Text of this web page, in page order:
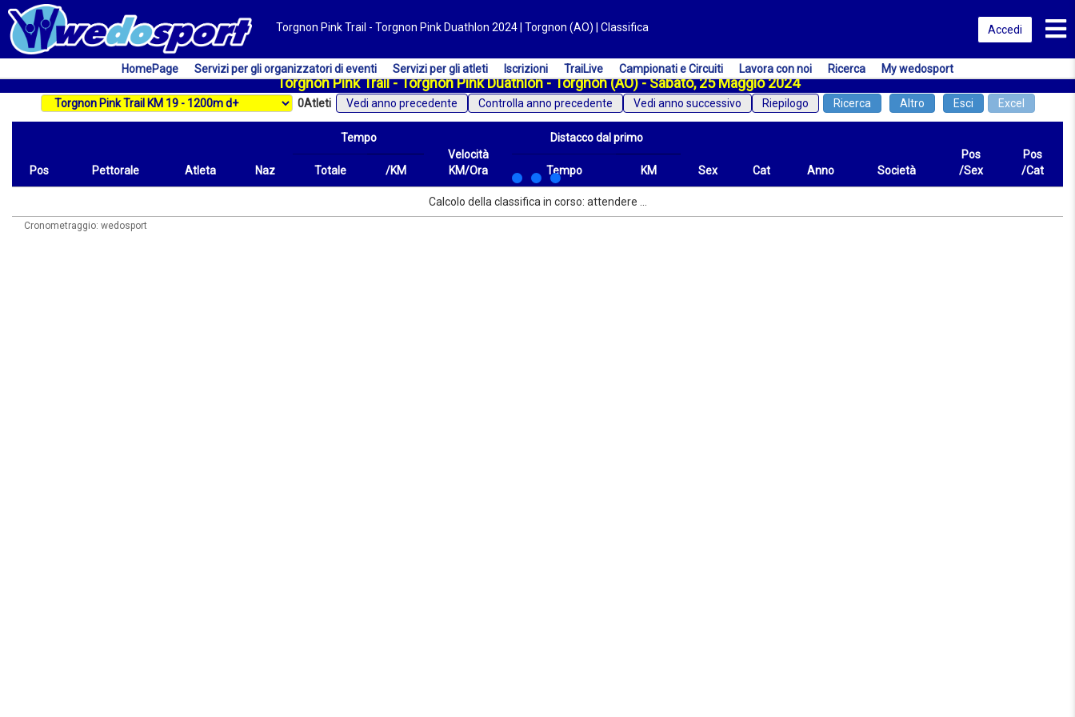
Torgnon Pink Trail - Torgnon Pink Duathlon 2024 | Torgnon (AO) | Classifica Accedi
HomePage Servizi per gli organizzatori di eventi Servizi per gli atleti Iscrizioni TraiLive Campionati e Circuiti Lavora con noi Ricerca My wedosport
Torgnon Pink Trail - Torgnon Pink Duathlon - Torgnon (AO) - Sabato, 25 Maggio 2024
0Atleti Vedi anno precedente Vedi anno successivo Riepilogo Ricerca Altro Esci Excel
Pos Pettorale Atleta Naz
Tempo
Velocità
KM/Ora
Distacco dal primo
Sex Cat Anno Società
Pos
/Sex
Pos
/Cat
Totale /KM Tempo
KM
Velocità
Distacco dal primo
Tempo
Calcolo della classifica in corso: attendere ...
Cronometraggio: wedosport